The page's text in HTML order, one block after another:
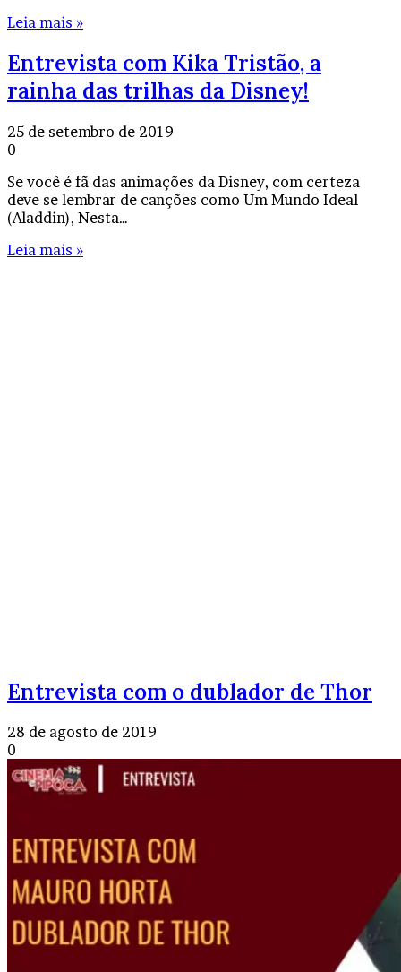
Leia mais »
Entrevista com Kika Tristão, a
rainha das trilhas da Disney!
25 de setembro de 2019
0
Se você é fã das animações da Disney, com certeza
deve se lembrar de canções como Um Mundo Ideal
(Aladdin), Nesta…
Leia mais »
Entrevista com o dublador de Thor
28 de agosto de 2019
0